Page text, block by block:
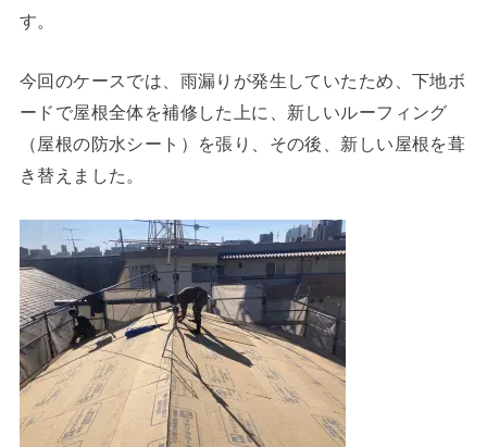
す。
今回のケースでは、雨漏りが発生していたため、下地ボ
ードで屋根全体を補修した上に、新しいルーフィング
（屋根の防水シート）を張り、その後、新しい屋根を葺
き替えました。